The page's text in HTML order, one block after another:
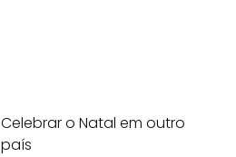
Celebrar o Natal em outro
país